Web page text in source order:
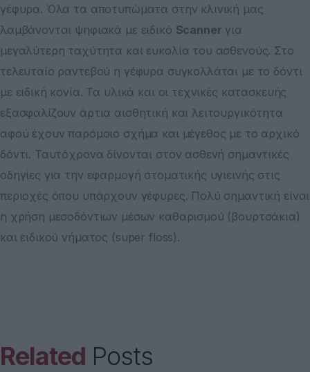
γέφυρα. Όλα τα αποτυπώματα στην κλινική μας
λαμβάνονται ψηφιακά με ειδικό Scanner για
μεγαλύτερη ταχύτητα και ευκολία του ασθενούς. Στο
τελευταίο ραντεβού η γέφυρα συγκολλάται με το δόντι
με ειδική κονία. Τα υλικά και οι τεχνικές κατασκευής
εξασφαλίζουν άρτια αισθητική και λειτουργικότητα
αφού έχουν παρόμοιο σχήμα και μέγεθος με το αρχικό
δόντι. Ταυτόχρονα δίνονται στον ασθενή σημαντικές
οδηγίες για την εφαρμογή στοματικής υγιεινής στις
περιοχές όπου υπάρχουν γέφυρες. Πολύ σημαντική είναι
η χρήση μεσοδόντιων μέσων καθαρισμού (βουρτσάκια)
και ειδικού νήματος (super floss).
Related Posts